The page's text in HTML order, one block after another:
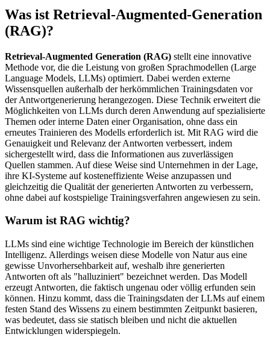
Content
elements
Was ist Retrieval-Augmented-Generation
(RAG)?
Retrieval-Augmented Generation (RAG) stellt eine innovative
Methode vor, die die Leistung von großen Sprachmodellen (Large
Language Models, LLMs) optimiert. Dabei werden externe
Wissensquellen außerhalb der herkömmlichen Trainingsdaten vor
der Antwortgenerierung herangezogen. Diese Technik erweitert die
Möglichkeiten von LLMs durch deren Anwendung auf spezialisierte
Themen oder interne Daten einer Organisation, ohne dass ein
erneutes Trainieren des Modells erforderlich ist. Mit RAG wird die
Genauigkeit und Relevanz der Antworten verbessert, indem
sichergestellt wird, dass die Informationen aus zuverlässigen
Quellen stammen. Auf diese Weise sind Unternehmen in der Lage,
ihre KI-Systeme auf kosteneffiziente Weise anzupassen und
gleichzeitig die Qualität der generierten Antworten zu verbessern,
ohne dabei auf kostspielige Trainingsverfahren angewiesen zu sein.
Warum ist RAG wichtig?
LLMs sind eine wichtige Technologie im Bereich der künstlichen
Intelligenz. Allerdings weisen diese Modelle von Natur aus eine
gewisse Unvorhersehbarkeit auf, weshalb ihre generierten
Antworten oft als "halluziniert" bezeichnet werden. Das Modell
erzeugt Antworten, die faktisch ungenau oder völlig erfunden sein
können. Hinzu kommt, dass die Trainingsdaten der LLMs auf einem
festen Stand des Wissens zu einem bestimmten Zeitpunkt basieren,
was bedeutet, dass sie statisch bleiben und nicht die aktuellen
Entwicklungen widerspiegeln.